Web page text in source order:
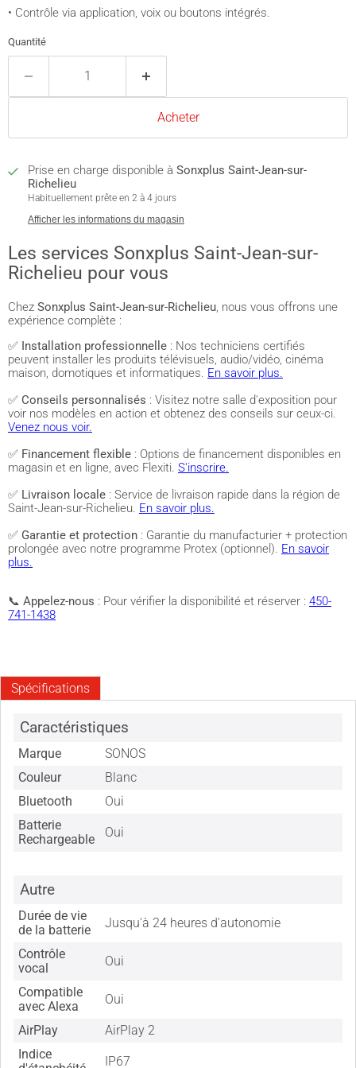
• Contrôle via application, voix ou boutons intégrés.
Quantité
Acheter
Prise en charge disponible à Sonxplus Saint-Jean-sur-
Richelieu
Habituellement prête en 2 à 4 jours
Afficher les informations du magasin
Les services Sonxplus Saint-Jean-sur-
Richelieu pour vous
Chez Sonxplus Saint-Jean-sur-Richelieu, nous vous offrons une
expérience complète :
✅ Installation professionnelle : Nos techniciens certifiés
peuvent installer les produits télévisuels, audio/vidéo, cinéma
maison, domotiques et informatiques. En savoir plus.
✅ Conseils personnalisés : Visitez notre salle d'exposition pour
voir nos modèles en action et obtenez des conseils sur ceux-ci.
Venez nous voir.
✅ Financement flexible : Options de financement disponibles en
magasin et en ligne, avec Flexiti. S'inscrire.
✅ Livraison locale : Service de livraison rapide dans la région de
Saint-Jean-sur-Richelieu. En savoir plus.
✅ Garantie et protection : Garantie du manufacturier + protection
prolongée avec notre programme Protex (optionnel). En savoir
plus.
📞 Appelez-nous : Pour vérifier la disponibilité et réserver : 450-
741-1438
Spécifications
Caractéristiques
Marque
SONOS
Couleur
Blanc
Bluetooth
Oui
Batterie
Rechargeable
Oui
Autre
Durée de vie
de la batterie
Jusqu'à 24 heures d'autonomie
Contrôle
vocal
Oui
Compatible
avec Alexa
Oui
AirPlay
AirPlay 2
Indice
IP67